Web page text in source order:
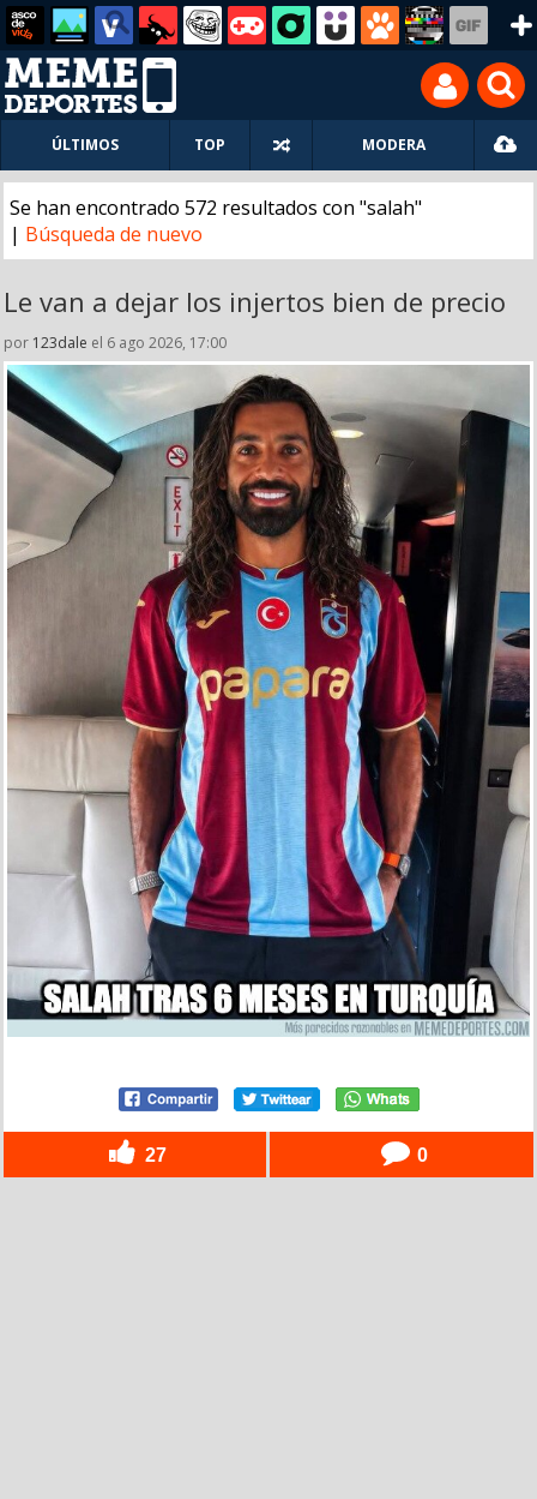
ÚLTIMOS TOP MODERA
Se han encontrado 572 resultados con "salah"
| Búsqueda de nuevo
Le van a dejar los injertos bien de precio
por 123dale el 6 ago 2026, 17:00
27 0